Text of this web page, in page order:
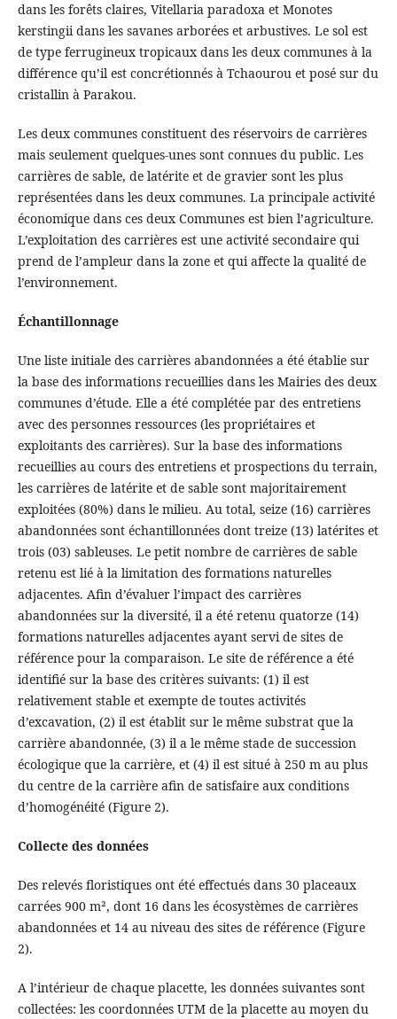
dans les forêts claires, Vitellaria paradoxa et Monotes
kerstingii dans les savanes arborées et arbustives. Le sol est
de type ferrugineux tropicaux dans les deux communes à la
différence qu’il est concrétionnés à Tchaourou et posé sur du
cristallin à Parakou.
Les deux communes constituent des réservoirs de carrières
mais seulement quelques-unes sont connues du public. Les
carrières de sable, de latérite et de gravier sont les plus
représentées dans les deux communes. La principale activité
économique dans ces deux Communes est bien l’agriculture.
L’exploitation des carrières est une activité secondaire qui
prend de l’ampleur dans la zone et qui affecte la qualité de
l’environnement.
Échantillonnage
Une liste initiale des carrières abandonnées a été établie sur
la base des informations recueillies dans les Mairies des deux
communes d’étude. Elle a été complétée par des entretiens
avec des personnes ressources (les propriétaires et
exploitants des carrières). Sur la base des informations
recueillies au cours des entretiens et prospections du terrain,
les carrières de latérite et de sable sont majoritairement
exploitées (80%) dans le milieu. Au total, seize (16) carrières
abandonnées sont échantillonnées dont treize (13) latérites et
trois (03) sableuses. Le petit nombre de carrières de sable
retenu est lié à la limitation des formations naturelles
adjacentes. Afin d’évaluer l’impact des carrières
abandonnées sur la diversité, il a été retenu quatorze (14)
formations naturelles adjacentes ayant servi de sites de
référence pour la comparaison. Le site de référence a été
identifié sur la base des critères suivants: (1) il est
relativement stable et exempte de toutes activités
d’excavation, (2) il est établit sur le même substrat que la
carrière abandonnée, (3) il a le même stade de succession
écologique que la carrière, et (4) il est situé à 250 m au plus
du centre de la carrière afin de satisfaire aux conditions
d’homogénéité (Figure 2).
Collecte des données
Des relevés floristiques ont été effectués dans 30 placeaux
carrées 900 m², dont 16 dans les écosystèmes de carrières
abandonnées et 14 au niveau des sites de référence (Figure
2).
A l’intérieur de chaque placette, les données suivantes sont
collectées: les coordonnées UTM de la placette au moyen du